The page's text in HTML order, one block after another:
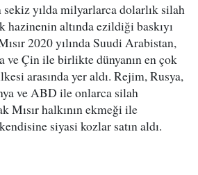
yılda milyarlarca dolarlık silah
hazinenin altında ezildiği baskıyı
2020 yılında Suudi Arabistan,
ve Çin ile birlikte dünyanın en çok
arasında yer aldı. Rejim, Rusya,
ve ABD ile onlarca silah
Mısır halkının ekmeği ile
siyasi kozlar satın aldı.